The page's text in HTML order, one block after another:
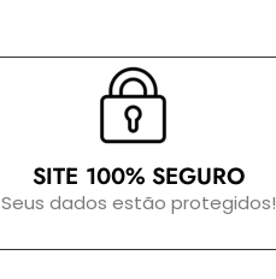
SITE 100% SEGURO
Seus dados estão protegidos!